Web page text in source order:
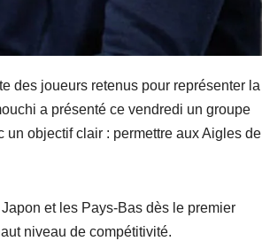
des joueurs retenus pour représenter la
a présenté ce vendredi un groupe
objectif clair : permettre aux Aigles de
et les Pays-Bas dès le premier
niveau de compétitivité.